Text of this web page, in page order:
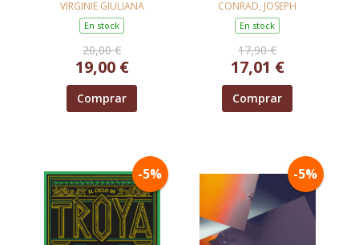
VIRGINIE GIULIANA
En stock
20,00 €
19,00 €
Comprar
CONRAD, JOSEPH
En stock
17,90 €
17,01 €
Comprar
-5% -5%